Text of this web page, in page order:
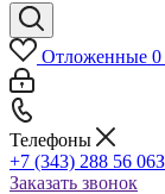
Отложенные 0
Телефоны
+7 (343) 288 56 06
Заказать звонок